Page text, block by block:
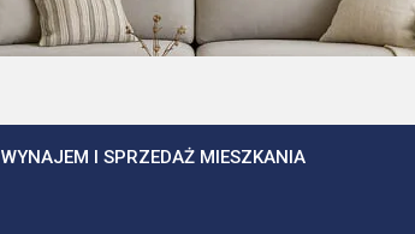
WYNAJEM I SPRZEDAŻ MIESZKANIA